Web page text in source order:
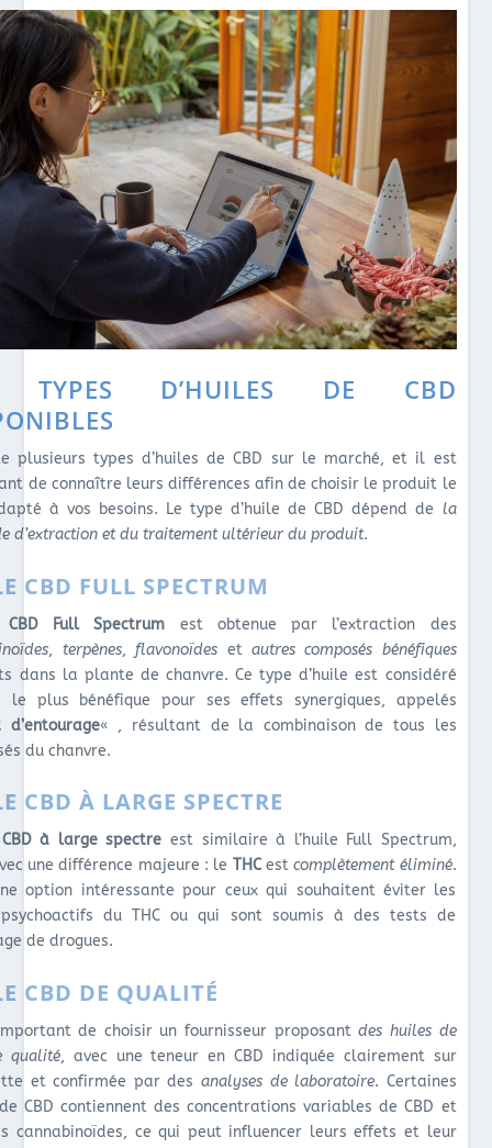
TYPES D’HUILES DE CBD
plusieurs types d’huiles de CBD sur le marché, et il est
de connaître leurs différences afin de choisir le produit le
à vos besoins. Le type d’huile de CBD dépend de la
d’extraction et du traitement ultérieur du produit.
CBD FULL SPECTRUM
CBD Full Spectrum est obtenue par l’extraction des
, terpènes, flavonoïdes et autres composés bénéfiques
dans la plante de chanvre. Ce type d’huile est considéré
le plus bénéfique pour ses effets synergiques, appelés
d’entourage« , résultant de la combinaison de tous les
du chanvre.
CBD À LARGE SPECTRE
CBD à large spectre est similaire à l’huile Full Spectrum,
une différence majeure : le THCestcomplètement éliminé.
option intéressante pour ceux qui souhaitent éviter les
du THC ou qui sont soumis à des tests de
de drogues.
CBD DE QUALITÉ
de choisir un fournisseur proposantdes huiles de
qualité, avec une teneur en CBD indiquée clairement sur
et confirmée par des analyses de laboratoire. Certaines
CBD contiennent des concentrations variables de CBD et
cannabinoïdes, ce qui peut influencer leurs effets et leur